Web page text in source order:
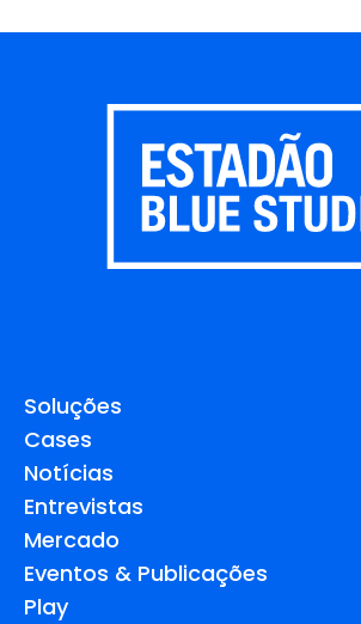
Soluções
Cases
Notícias
Entrevistas
Mercado
Eventos & Publicações
Play